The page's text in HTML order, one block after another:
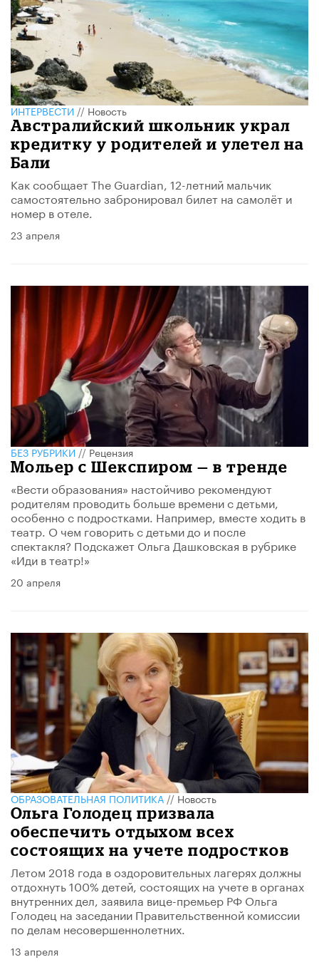
ИНТЕРВЕСТИ//Новость
Австралийский школьник украл
кредитку у родителей и улетел на
Бали
Как сообщает The Guardian, 12-летний мальчик
самостоятельно забронировал билет на самолёт и
номер в отеле.
23 апреля
БЕЗ РУБРИКИ//Рецензия
Мольер с Шекспиром — в тренде
«Вести образования» настойчиво рекомендуют
родителям проводить больше времени с детьми,
особенно с подростками. Например, вместе ходить в
театр. О чем говорить с детьми до и после
спектакля? Подскажет Ольга Дашковская в рубрике
«Иди в театр!»
20 апреля
ОБРАЗОВАТЕЛЬНАЯ ПОЛИТИКА//Новость
Ольга Голодец призвала
обеспечить отдыхом всех
состоящих на учете подростков
Летом 2018 года в оздоровительных лагерях должны
отдохнуть 100% детей, состоящих на учете в органах
внутренних дел, заявила вице-премьер РФ Ольга
Голодец на заседании Правительственной комиссии
по делам несовершеннолетних.
13 апреля